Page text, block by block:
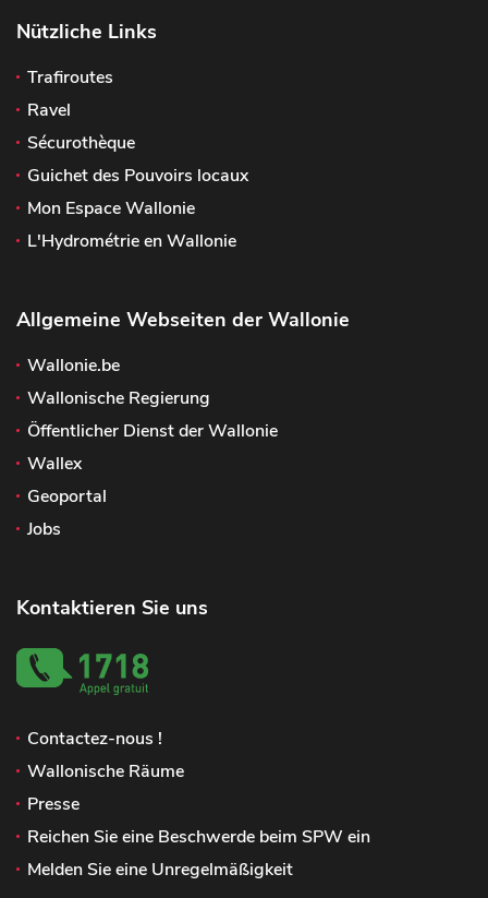
Nützliche Links
Trafiroutes
Ravel
Sécurothèque
Guichet des Pouvoirs locaux
Mon Espace Wallonie
L'Hydrométrie en Wallonie
Allgemeine Webseiten der Wallonie
Wallonie.be
Wallonische Regierung
Öffentlicher Dienst der Wallonie
Wallex
Geoportal
Jobs
Kontaktieren Sie uns
Contactez-nous !
Wallonische Räume
Presse
Reichen Sie eine Beschwerde beim SPW ein
Melden Sie eine Unregelmäßigkeit